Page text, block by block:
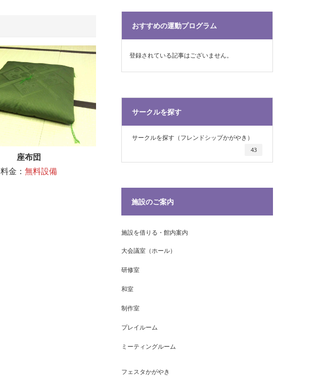
座布団
料金： 無料設備
おすすめの運動プログラム
登録されている記事はございません。
サークルを探す
サークルを探す（フレンドシップかがやき）
43
施設のご案内
施設を借りる・館内案内
大会議室（ホール）
研修室
和室
制作室
プレイルーム
ミーティングルーム
フェスタかがやき